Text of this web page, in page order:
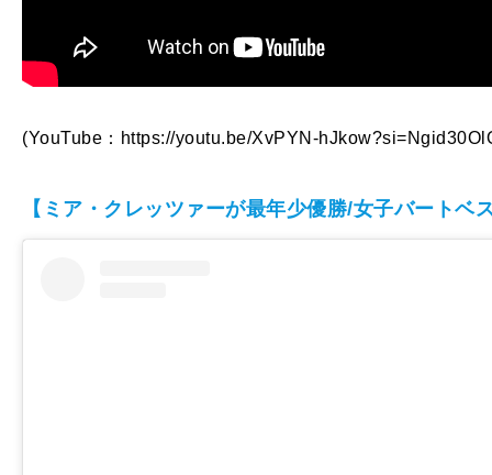
(YouTube：https://youtu.be/XvPYN-
【ミア・クレッツァーが最年少優勝/女子バートベ